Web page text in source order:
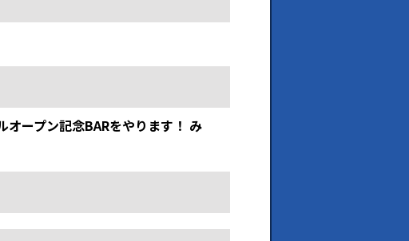
オープン記念BARをやります！ み